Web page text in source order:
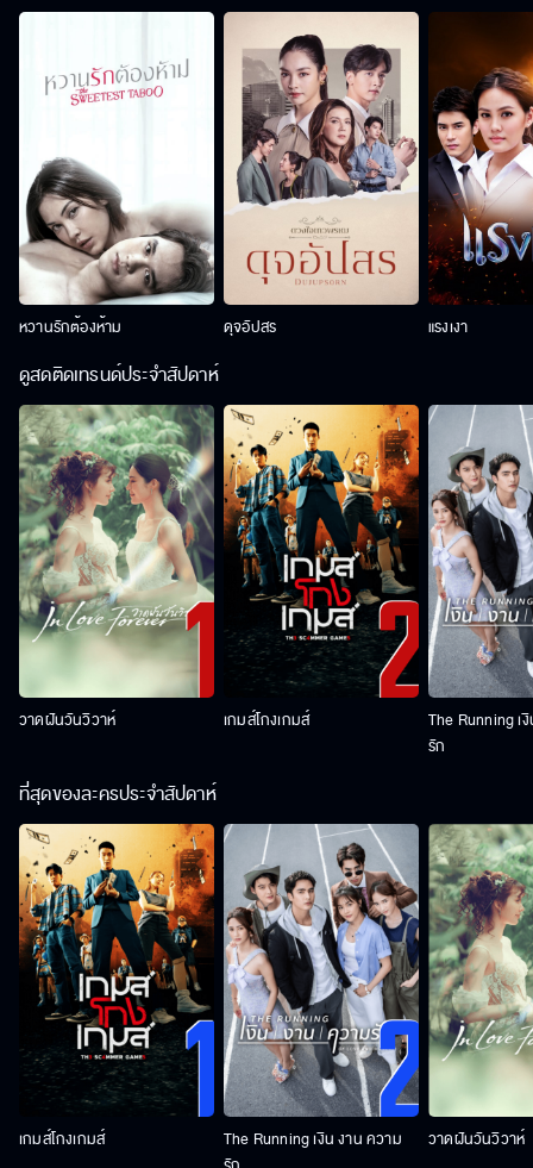
หวานรักต้องห้าม ดุจอัปสร แรงเงา
ดูสดติดเทรนด์ประจำสัปดาห์
วาดฝันวันวิวาห์ เกมส์โกงเกมส์
The Running เ
รัก
ที่สุดของละครประจำสัปดาห์
เกมส์โกงเกมส์
The Running เงิน งาน ความ
วาดฝันวันวิวาห์